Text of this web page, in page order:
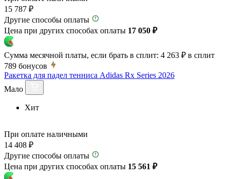
15 787 ₽
Другие способы оплаты
Цена при других способах оплаты 17 050 ₽
Сумма месячной платы, если брать в сплит: 4 263 ₽ в сплит
789 бонусов
Ракетка для падел тенниса Adidas Rx Series 2026
Мало
Хит
При оплате наличными
14 408 ₽
Другие способы оплаты
Цена при других способах оплаты 15 561 ₽